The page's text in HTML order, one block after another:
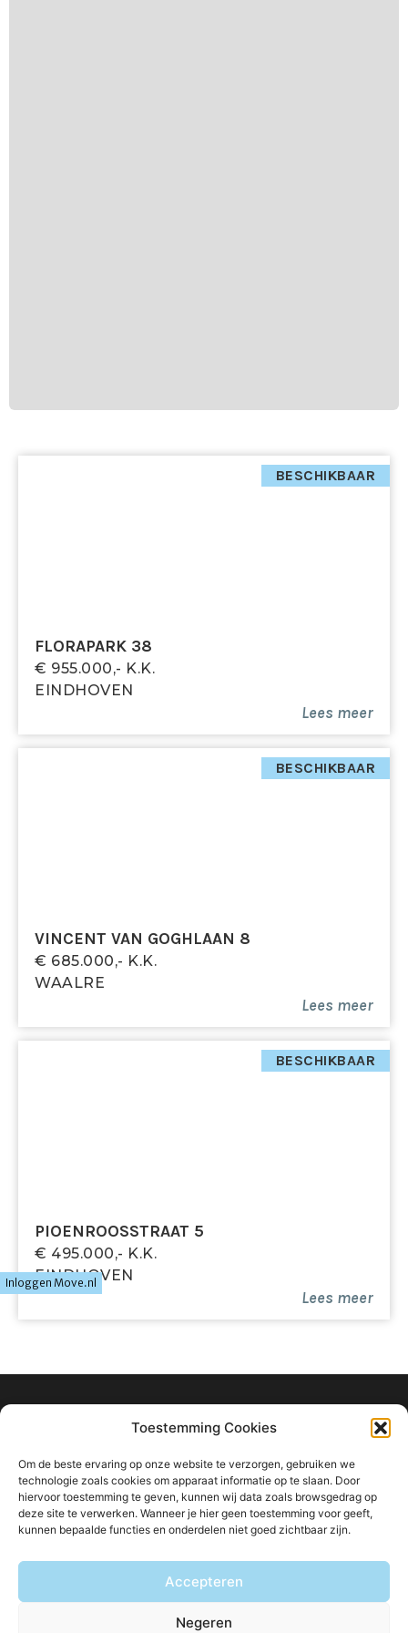
Toestemming Cookies
Om de beste ervaring op onze website te verzorgen, gebruiken we
technologie zoals cookies om apparaat informatie op te slaan. Door
hiervoor toestemming te geven, kunnen wij data zoals browsgedrag op
deze site te verwerken. Wanneer je hier geen toestemming voor geeft,
kunnen bepaalde functies en onderdelen niet goed zichtbaar zijn.
Accepteren
Negeren
BESCHIKBAAR
FLORAPARK 38
€ 955.000,- K.k.
EINDHOVEN
Lees meer
BESCHIKBAAR
VINCENT VAN GOGHLAAN 8
€ 685.000,- K.k.
WAALRE
Lees meer
BESCHIKBAAR
PIOENROOSSTRAAT 5
€ 495.000,- K.k.
EINDHOVEN
Lees meer
040 222 0000
Boutenslaan 8
5615 CW Eindhoven
Blijf op de hoogte van ons aanbod:
Inloggen Move.nl